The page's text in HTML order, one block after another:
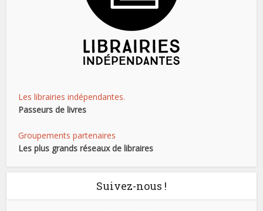
Les librairies indépendantes.
Passeurs de livres
Groupements partenaires
Les plus grands réseaux de libraires
Suivez-nous !